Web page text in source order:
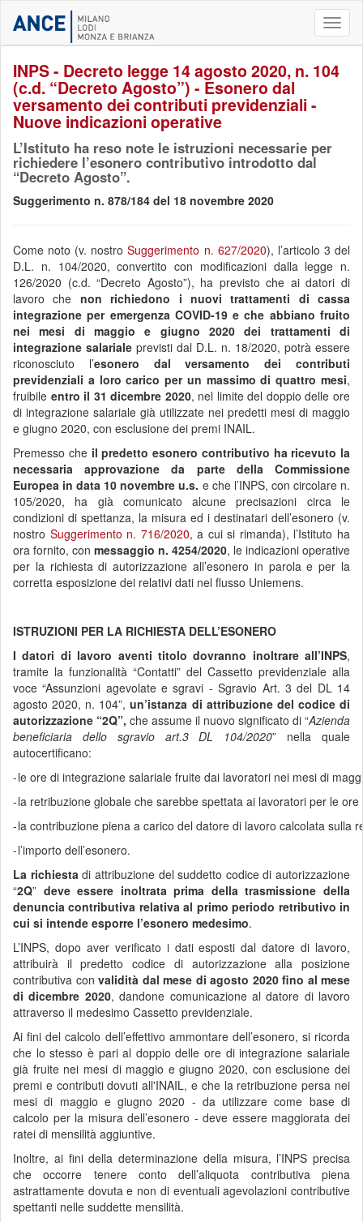
INPS - Decreto legge 14 agosto 2020, n. 104
(c.d. “Decreto Agosto”) - Esonero dal
versamento dei contributi previdenziali -
Nuove indicazioni operative
L’Istituto ha reso note le istruzioni necessarie per
richiedere l’esonero contributivo introdotto dal
“Decreto Agosto”.
Suggerimento n. 878/184 del 18 novembre 2020
Come noto (v. nostroSuggerimento n. 627/2020), l’articolo 3 del
D.L. n. 104/2020, convertito con modificazioni dalla legge n.
126/2020 (c.d. “Decreto Agosto”), ha previsto che ai datori di
lavoro che non richiedono i nuovi trattamenti di cassa
integrazione per emergenza COVID-19 e che abbiano fruito
nei mesi di maggio e giugno 2020 dei trattamenti di
integrazione salariale previsti dal D.L. n. 18/2020, potrà essere
riconosciuto l’esonero dal versamento dei contributi
previdenziali a loro carico per un massimo di quattro mesi,
fruibile entro il 31 dicembre 2020, nel limite del doppio delle ore
di integrazione salariale già utilizzate nei predetti mesi di maggio
e giugno 2020, con esclusione dei premi INAIL.
Premesso che il predetto esonero contributivo ha ricevuto la
necessaria approvazione da parte della Commissione
Europea in data 10 novembre u.s. e che l’INPS, con circolare n.
105/2020, ha già comunicato alcune precisazioni circa le
condizioni di spettanza, la misura ed i destinatari dell’esonero (v.
nostro Suggerimento n. 716/2020, a cui si rimanda), l’Istituto ha
ora fornito, con messaggio n. 4254/2020, le indicazioni operative
per la richiesta di autorizzazione all’esonero in parola e per la
corretta esposizione dei relativi dati nel flusso Uniemens.
ISTRUZIONI PER LA RICHIESTA DELL’ESONERO
I datori di lavoro aventi titolo dovranno inoltrare all’INPS,
tramite la funzionalità “Contatti” del Cassetto previdenziale alla
voce “Assunzioni agevolate e sgravi - Sgravio Art. 3 del DL 14
agosto 2020, n. 104”,un’istanza di attribuzione del codice di
autorizzazione “2Q”, che assume il nuovo significato di “Azienda
beneficiaria dello sgravio art.3 DL 104/2020” nella quale
autocertificano:
-le ore di integrazione salariale fruite dai lavoratori nei mesi di
-la retribuzione globale che sarebbe spettata ai lavoratori per le
-la contribuzione piena a carico del datore di lavoro calcolata sulla
-l’importo dell’esonero.
La richiestadi attribuzione del suddetto codice di autorizzazione
“2Q” deve essere inoltrata prima della trasmissione della
denuncia contributiva relativa al primo periodo retributivo in
cui si intende esporre l’esonero medesimo.
L’INPS, dopo aver verificato i dati esposti dal datore di lavoro,
attribuirà il predetto codice di autorizzazione alla posizione
contributiva con validità dal mese di agosto 2020 fino al mese
di dicembre 2020, dandone comunicazione al datore di lavoro
attraverso il medesimo Cassetto previdenziale.
Ai fini del calcolo dell’effettivo ammontare dell’esonero, si ricorda
che lo stesso è pari al doppio delle ore di integrazione salariale
già fruite nei mesi di maggio e giugno 2020, con esclusione dei
premi e contributi dovuti all'INAIL, e che la retribuzione persa nei
mesi di maggio e giugno 2020 - da utilizzare come base di
calcolo per la misura dell’esonero - deve essere maggiorata dei
ratei di mensilità aggiuntive.
Inoltre, ai fini della determinazione della misura, l’INPS precisa
che occorre tenere conto dell’aliquota contributiva piena
astrattamente dovuta e non di eventuali agevolazioni contributive
spettanti nelle suddette mensilità.